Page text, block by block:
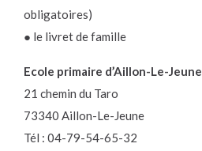
obligatoires)
● le livret de famille
Ecole primaire d’Aillon-Le-Jeune
21 chemin du Taro
73340 Aillon-Le-Jeune
Tél : 04-79-54-65-32